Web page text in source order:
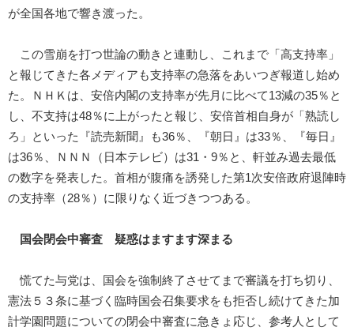
が全国各地で響き渡った。
この雪崩を打つ世論の動きと連動し、これまで「高支持率」
と報じてきた各メディアも支持率の急落をあいつぎ報道し始め
た。ＮＨＫは、安倍内閣の支持率が先月に比べて13減の35％と
し、不支持は48％に上がったと報じ、安倍首相自身が「熟読し
ろ」といった『読売新聞』も36％、『朝日』は33％、『毎日』
は36％、ＮＮＮ（日本テレビ）は31・9％と、軒並み過去最低
の数字を発表した。首相が腹痛を誘発した第1次安倍政府退陣時
の支持率（28％）に限りなく近づきつつある。
国会閉会中審査 疑惑はますます深まる
慌てた与党は、国会を強制終了させてまで審議を打ち切り、
憲法５３条に基づく臨時国会召集要求をも拒否し続けてきた加
計学園問題についての閉会中審査に急きょ応じ、参考人として